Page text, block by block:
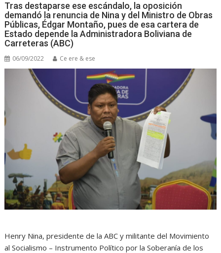
Tras destaparse ese escándalo, la oposición
demandó la renuncia de Nina y del Ministro de Obras
Públicas, Édgar Montaño, pues de esa cartera de
Estado depende la Administradora Boliviana de
Carreteras (ABC)
06/09/2022 Ce ere & ese
Henry Nina, presidente de la ABC y militante del Movimiento
al Socialismo – Instrumento Político por la Soberanía de los